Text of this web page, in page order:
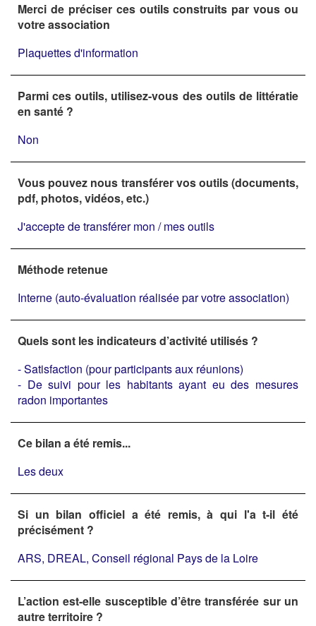
Merci de préciser ces outils construits par vous ou
votre association
Plaquettes d'information
Parmi ces outils, utilisez-vous des outils de littératie
en santé ?
Non
Vous pouvez nous transférer vos outils (documents,
pdf, photos, vidéos, etc.)
J'accepte de transférer mon / mes outils
Méthode retenue
Interne (auto-évaluation réalisée par votre association)
Quels sont les indicateurs d’activité utilisés ?
- Satisfaction (pour participants aux réunions)
- De suivi pour les habitants ayant eu des mesures
radon importantes
Ce bilan a été remis...
Les deux
Si un bilan officiel a été remis, à qui l'a t-il été
précisément ?
ARS, DREAL, Conseil régional Pays de la Loire
L’action est-elle susceptible d’être transférée sur un
autre territoire ?